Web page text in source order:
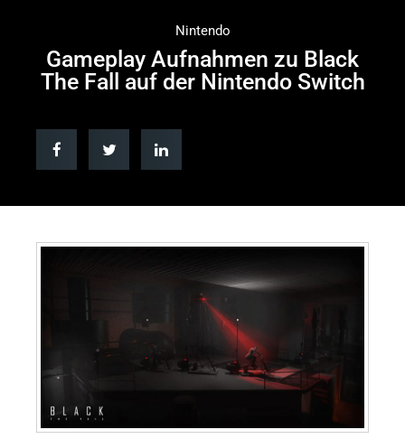
Nintendo
Gameplay Aufnahmen zu Black
The Fall auf der Nintendo Switch